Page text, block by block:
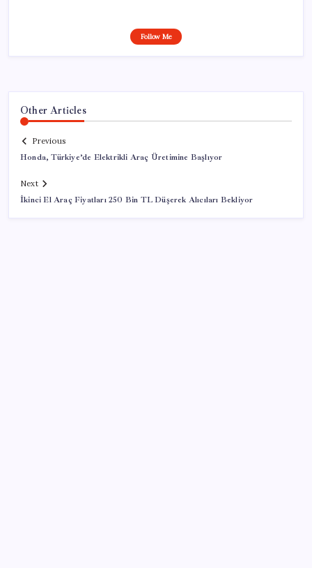
Follow Me
Other Articles
Previous
Honda, Türkiye’de Elektrikli Araç Üretimine Başlıyor
Next
İkinci El Araç Fiyatları 250 Bin TL Düşerek Alıcıları Bekliyor